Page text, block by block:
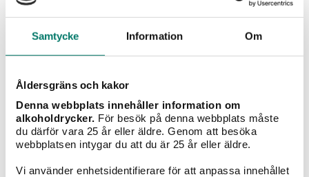
Samtycke Information Om
Åldersgräns och kakor
Denna webbplats innehåller information om
alkoholdrycker. För besök på denna webbplats måste
du därför vara 25 år eller äldre. Genom att besöka
webbplatsen intygar du att du är 25 år eller äldre.
Vi använder enhetsidentifierare för att anpassa innehållet
Europa